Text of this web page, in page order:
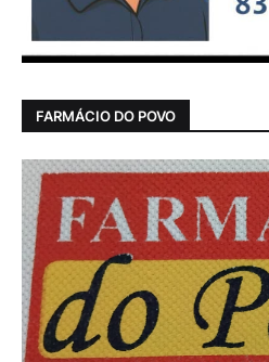
FARMÁCIO DO POVO